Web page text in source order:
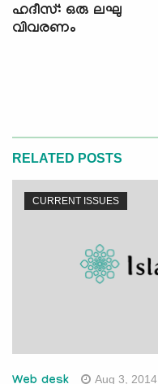
ഹദീസ്: ഒരു ലഘു
വിവരണം
RELATED POSTS
CURRENT ISSUES
Aug 3, 2014